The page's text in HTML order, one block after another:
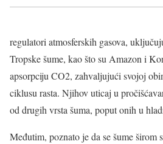
regulatori atmosferskih gasova,
Tropske šume, kao što su Amazon i
apsorpciju CO2, zahvaljujući svojoj
ciklusu rasta. Njihov uticaj u
od drugih vrsta šuma, poput onih u
Međutim, poznato je da se šume širom